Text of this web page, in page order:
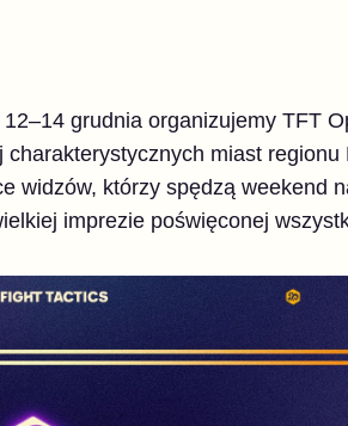
grudnia organizujemy TFT
miast regionu
widzów, którzy spędzą weekend
imprezie poświęconej